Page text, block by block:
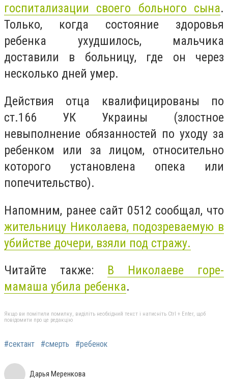
госпитализации своего больного сына.
Только, когда состояние здоровья
ребенка ухудшилось, мальчика
доставили в больницу, где он через
несколько дней умер.
Действия отца квалифицированы по
ст.166 УК Украины (злостное
невыполнение обязанностей по уходу за
ребенком или за лицом, относительно
которого установлена опека или
попечительство).
Напомним, ранее сайт 0512 сообщал, что
жительницу Николаева, подозреваемую в
убийстве дочери, взяли под стражу.
Читайте также: В Николаеве горе-
мамаша убила ребенка.
Якщо ви помітили помилку, виділіть необхідний текст і натисніть Ctrl + Enter, щоб
повідомити про це редакцію
#сектант #смерть #ребенок
Дарья Меренкова